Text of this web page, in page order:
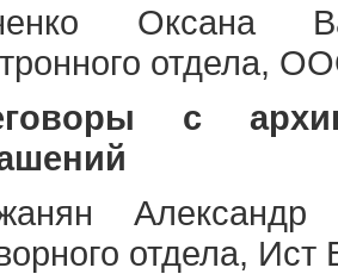
Оксана
отдела,
с
Александр
отдела,